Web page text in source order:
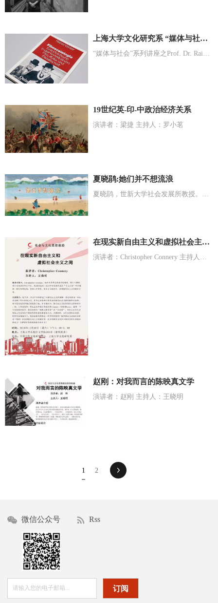
上海大学文化研究系 “媒体与社会”系列讲座之Prof. Dr. Rainer Winter
“媒体与社会”系列讲座之Prof. Dr. Rainer Winter
19世纪英-印-中政治经济关系
演讲者：梁捷 主持人：罗小茗
夏晓鹃:她们并不想流浪
夏晓鹃，世新大学社会发展所教授。自1994年开始研究“外籍新娘”议题。
在现实新自由主义和虚拟社会主义之间
演讲者：Christopher Connery 主持人：王晓明
赵刚：对我而言的陈映真文学
演讲者：赵刚 主持人：王晓明
1 2
微信公众号 Rss
订阅